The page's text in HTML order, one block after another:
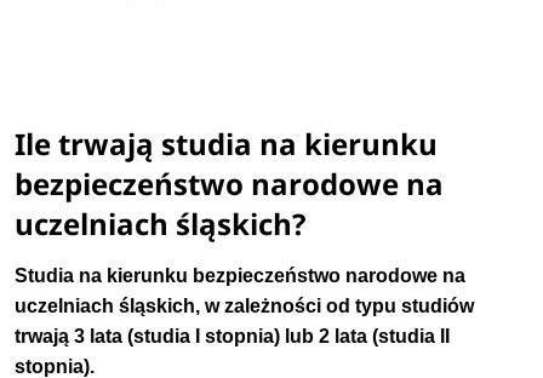
Ile trwają studia na kierunku
bezpieczeństwo narodowe na
uczelniach śląskich?
Studia na kierunku bezpieczeństwo narodowe na
uczelniach śląskich, w zależności od typu studiów
trwają 3 lata (studia I stopnia) lub 2 lata (studia II
stopnia).